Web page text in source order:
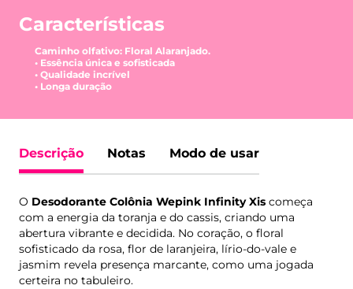
Características
Caminho olfativo: Floral Alaranjado.
•⁠ ⁠Essência única e sofisticada
•⁠ ⁠Qualidade incrível
•⁠ ⁠Longa duração
Descrição Notas Modo de usar
O Desodorante Colônia Wepink Infinity Xis começa
com a energia da toranja e do cassis, criando uma
abertura vibrante e decidida. No coração, o floral
sofisticado da rosa, flor de laranjeira, lírio-do-vale e
jasmim revela presença marcante, como uma jogada
certeira no tabuleiro.